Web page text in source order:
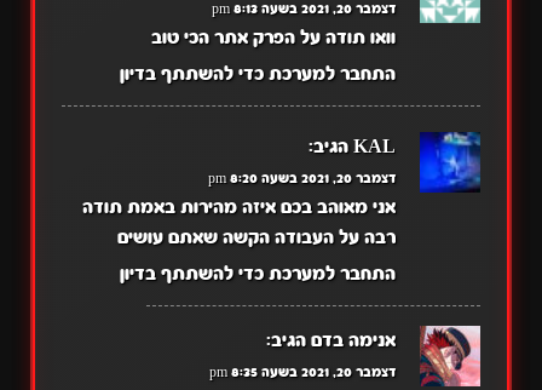
דצמבר 20, 2021 בשעה 8:13 pm
וואו תודה על הפרק אתר הכי טוב
התחבר למערכת כדי להשתתף בדיון
KAL הגיב:
דצמבר 20, 2021 בשעה 8:20 pm
אני מאוהב בכם איזה מהירות באמת תודה
רבה על העבודה הקשה שאתם עושים
התחבר למערכת כדי להשתתף בדיון
אנימה בדם הגיב:
דצמבר 20, 2021 בשעה 8:35 pm